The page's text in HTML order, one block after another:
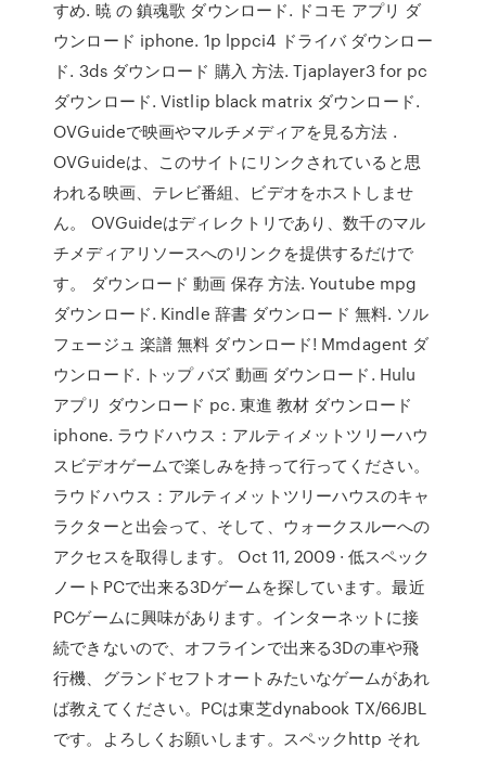
すめ. 暁 の 鎮魂歌 ダウンロード. ドコモ アプリ ダ
ウンロード iphone. 1p lppci4 ドライバ ダウンロー
ド. 3ds ダウンロード 購入 方法. Tjaplayer3 for pc
ダウンロード. Vistlip black matrix ダウンロード.
OVGuideで映画やマルチメディアを見る方法 .
OVGuideは、このサイトにリンクされていると思
われる映画、テレビ番組、ビデオをホストしませ
ん。 OVGuideはディレクトリであり、数千のマル
チメディアリソースへのリンクを提供するだけで
す。 ダウンロード 動画 保存 方法. Youtube mpg
ダウンロード. Kindle 辞書 ダウンロード 無料. ソル
フェージュ 楽譜 無料 ダウンロード! Mmdagent ダ
ウンロード. トップ バズ 動画 ダウンロード. Hulu
アプリ ダウンロード pc. 東進 教材 ダウンロード
iphone. ラウドハウス：アルティメットツリーハウ
スビデオゲームで楽しみを持って行ってください。
ラウドハウス：アルティメットツリーハウスのキャ
ラクターと出会って、そして、ウォークスルーへの
アクセスを取得します。 Oct 11, 2009 · 低スペック
ノートPCで出来る3Dゲームを探しています。最近
PCゲームに興味があります。インターネットに接
続できないので、オフラインで出来る3Dの車や飛
行機、グランドセフトオートみたいなゲームがあれ
ば教えてください。PCは東芝dynabook TX/66JBL
です。よろしくお願いします。スペックhttp それ